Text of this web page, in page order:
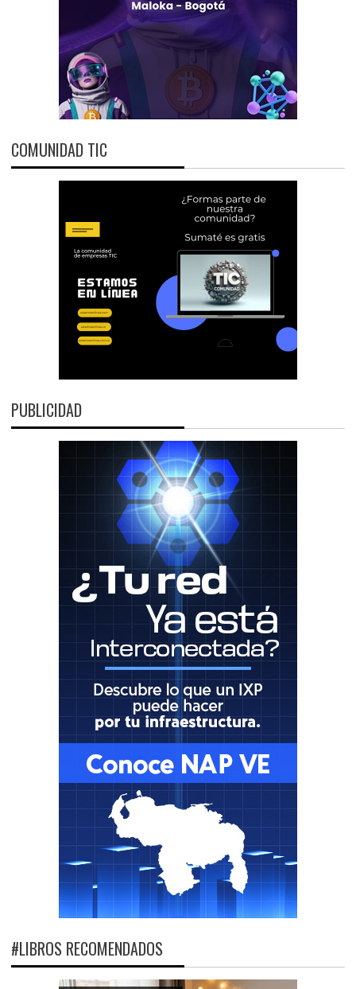
COMUNIDAD TIC
PUBLICIDAD
#LIBROS RECOMENDADOS